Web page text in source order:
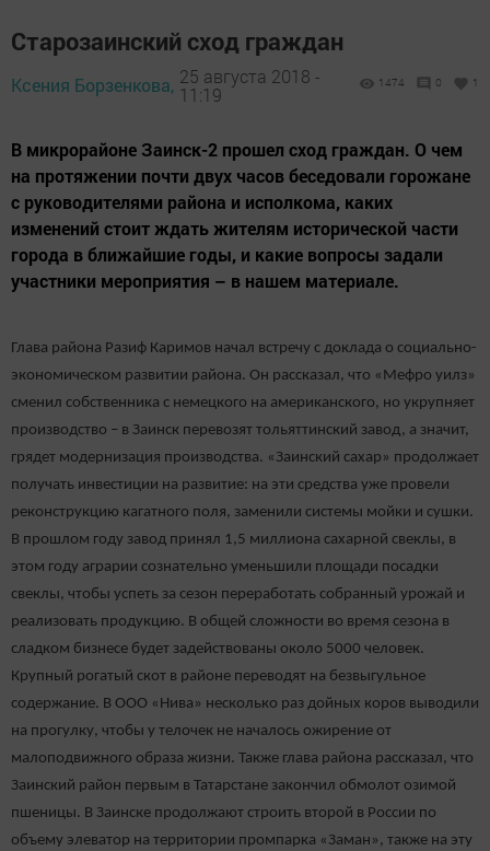
Старозаинский сход граждан
Ксения Борзенкова, 25 августа 2018 -
11:19
1474 0 1
В микрорайоне Заинск-2 прошел сход граждан. О чем
на протяжении почти двух часов беседовали горожане
с руководителями района и исполкома, каких
изменений стоит ждать жителям исторической части
города в ближайшие годы, и какие вопросы задали
участники мероприятия – в нашем материале.
Глава района Разиф Каримов начал встречу с доклада о социально-
экономическом развитии района. Он рассказал, что «Мефро уилз»
сменил собственника с немецкого на американского, но укрупняет
производство – в Заинск перевозят тольяттинский завод, а значит,
грядет модернизация производства. «Заинский сахар» продолжает
получать инвестиции на развитие: на эти средства уже провели
реконструкцию кагатного поля, заменили системы мойки и сушки.
В прошлом году завод принял 1,5 миллиона сахарной свеклы, в
этом году аграрии сознательно уменьшили площади посадки
свеклы, чтобы успеть за сезон переработать собранный урожай и
реализовать продукцию. В общей сложности во время сезона в
сладком бизнесе будет задействованы около 5000 человек.
Крупный рогатый скот в районе переводят на безвыгульное
содержание. В ООО «Нива» несколько раз дойных коров выводили
на прогулку, чтобы у телочек не началось ожирение от
малоподвижного образа жизни. Также глава района рассказал, что
Заинский район первым в Татарстане закончил обмолот озимой
пшеницы. В Заинске продолжают строить второй в России по
объему элеватор на территории промпарка «Заман», также на эту